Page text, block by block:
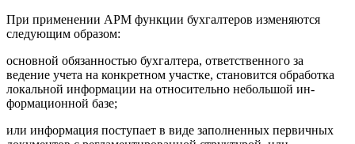
При применении АРМ функции бухгалтеров изменяются
следующим образом:
основной обязанностью бухгалтера, ответственного за
ведение учета на конкретном участке, становится обработка
локальной информации на относительно небольшой ин­
формационной базе;
или информация поступает в виде заполненных первичных